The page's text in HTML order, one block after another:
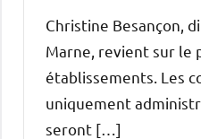
Christine Besançon,
Marne, revient sur le
établissements. Les
uniquement
seront […]